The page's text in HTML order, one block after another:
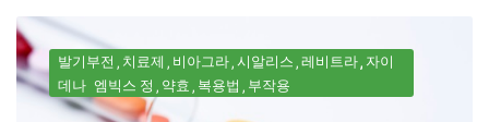
발기부전 치료제 비아그라 시알리스 레비트라 자이
데나 엠빅스 정 약효 복용법 부작용